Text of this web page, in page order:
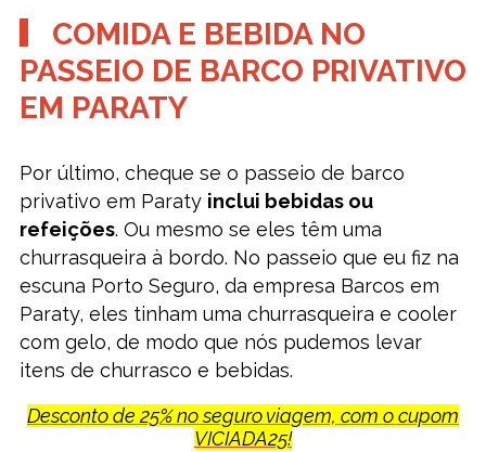
COMIDA E BEBIDA NO
PASSEIO DE BARCO PRIVATIVO
EM PARATY
Por último, cheque se o passeio de barco
privativo em Paraty inclui bebidas ou
refeições. Ou mesmo se eles têm uma
churrasqueira à bordo. No passeio que eu fiz na
escuna Porto Seguro, da empresa Barcos em
Paraty, eles tinham uma churrasqueira e cooler
com gelo, de modo que nós pudemos levar
itens de churrasco e bebidas.
Desconto de 25% no seguro viagem, com o cupom
VICIADA25!